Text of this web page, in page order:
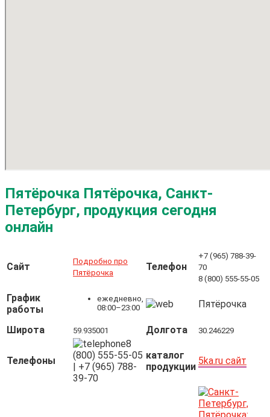
Пятёрочка Пятёрочка, Санкт-
Петербург, продукция сегодня
онлайн
Сайт
Подробно про
Пятёрочка
Телефон
+7 (965) 788-39-
70
8 (800) 555-55-05
График
работы
ежедневно,
08:00–23:00
Пятёрочка
Широта 59.935001 Долгота 30.246229
Телефоны
8
(800) 555-55-05
| +7 (965) 788-
39-70
каталог
продукции
5ka.ru сайт